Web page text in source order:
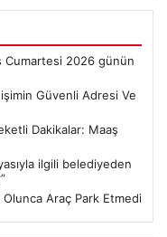
Cumartesi 2026 günün
Güvenli Adresi Ve
Dakikalar: Maaş
ilgili belediyeden
Olunca Araç Park Etmedi